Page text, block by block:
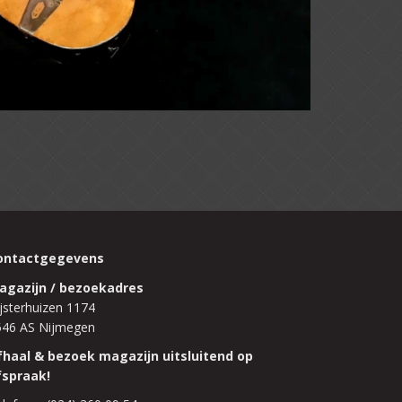
/ bezoekadres
1174
AS Nijmegen
& bezoek magazijn uitsluitend op